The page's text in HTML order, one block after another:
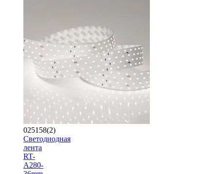
025158(2)
Светодиодная
лента
RT-
A280-